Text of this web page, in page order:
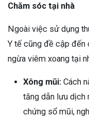
Chăm sóc tại nhà
Ngoài việc sử dụng
Y tế cũng đề cập đến
ngừa viêm xoang tại
Xông mũi: Cách
tăng dẫn lưu dịch
chứng sổ mũi,